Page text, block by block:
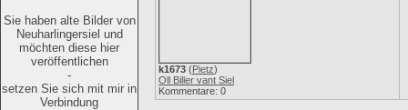
Sie haben alte Bilder von
Neuharlingersiel und
möchten diese hier
veröffentlichen
-
setzen Sie sich mit mir in
Verbindung
k1673 (Pietz)
Oll Biller vant Siel
Kommentare: 0